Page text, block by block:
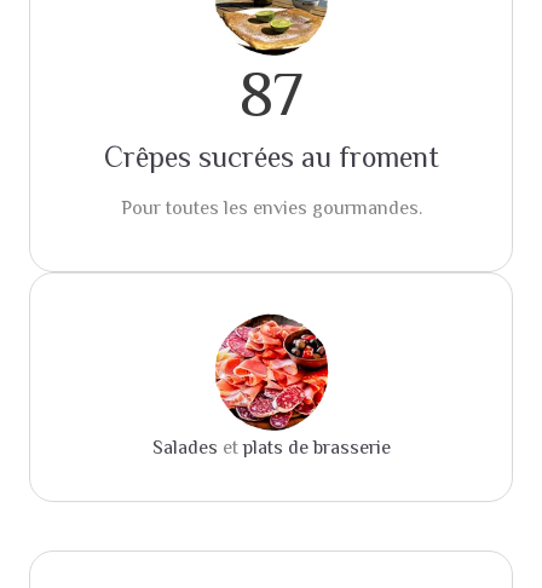
87
Crêpes sucrées au froment
Pour toutes les envies gourmandes.
Salades etplats de brasserie